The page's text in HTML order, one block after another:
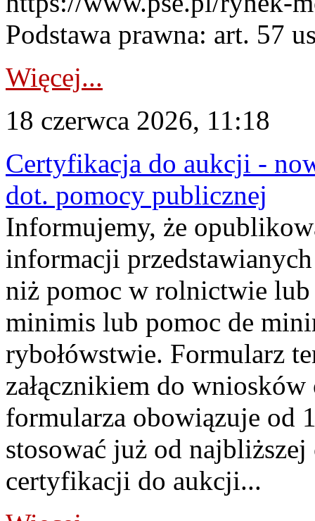
Podstawa prawna: art. 57
Więcej...
18 czerwca 2026, 11:18
Certyfikacja do aukcji -
dot. pomocy publicznej
Informujemy, że
informacji
niż pomoc w rolnictwie lub
minimis lub pomoc de
rybołówstwie. Formularz
załącznikiem do
formularza obowiązuje od
stosować już od
certyfikacji do aukcji...